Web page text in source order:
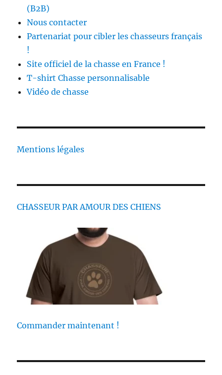
(B2B)
Nous contacter
Partenariat pour cibler les chasseurs français
!
Site officiel de la chasse en France !
T-shirt Chasse personnalisable
Vidéo de chasse
Mentions légales
CHASSEUR PAR AMOUR DES CHIENS
Commander maintenant !